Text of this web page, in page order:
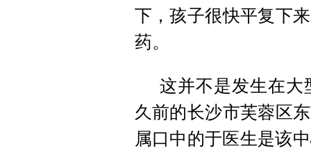
下，孩子很快平复下
药。
这并不是发生在大
久前的长沙市芙蓉区
属口中的于医生是该